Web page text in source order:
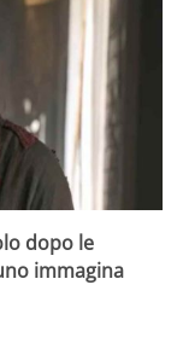
dopo le
immagina